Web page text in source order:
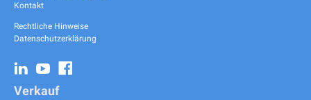
Kontakt
Rechtliche Hinweise
Datenschutzerklärung
Verkauf